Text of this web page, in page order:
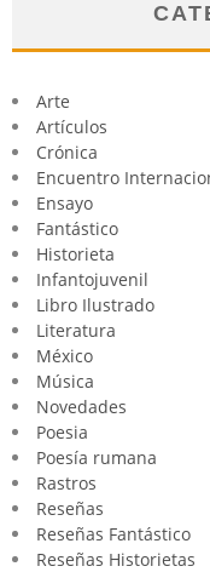
Arte
Artículos
Crónica
Encuentro
Ensayo
Fantástico
Historieta
Infantojuvenil
Libro Ilustrado
Literatura
México
Música
Novedades
Poesia
Poesía rumana
Rastros
Reseñas
Reseñas Fantástico
Reseñas Historietas